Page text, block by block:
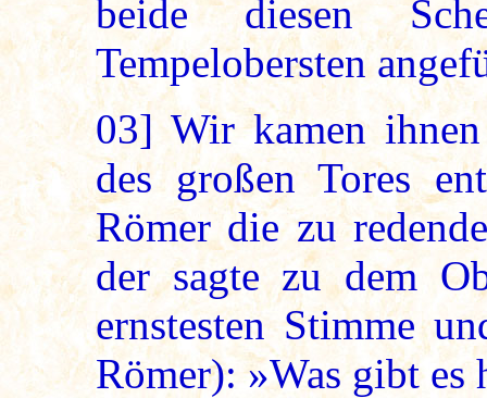
beide diesen
Tempelobersten
03] Wir kamen ihnen
des großen Tores
Römer die zu
der sagte zu dem
ernstesten Stimme
Römer): »Was gibt es